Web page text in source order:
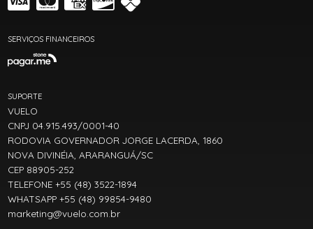
SERVIÇOS FINANCEIROS
SUPORTE
VUELO
CNPJ 04.915.493/0001-40
RODOVIA GOVERNADOR JORGE LACERDA, 1860
NOVA DIVINÉIA, ARARANGUÁ/SC
CEP 88905-252
TELEFONE +55 (48) 3522-1894
WHATSAPP +55 (48) 99854-9480
marketing@vuelo.com.br